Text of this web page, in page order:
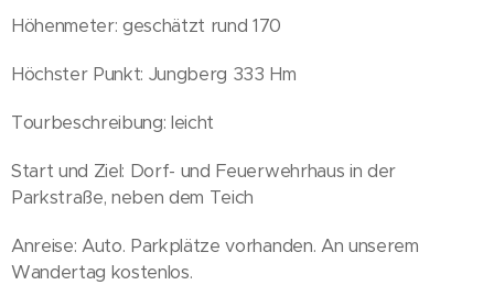
Höhenmeter: geschätzt rund 170
Höchster Punkt: Jungberg 333 Hm
Tourbeschreibung: leicht
Start und Ziel: Dorf- und Feuerwehrhaus in der
Parkstraße, neben dem Teich
Anreise: Auto. Parkplätze vorhanden. An unserem
Wandertag kostenlos.